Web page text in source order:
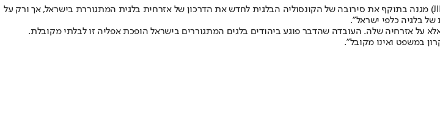
ראלף פייס, סגן נשיא המרכז היהודי למידע ותיעוד בבלגיה (JID) אמר כי, "המרכז היהודי למידע ותיעוד (JID) מגנה בתוקף את סירובה של הקונסוליה הבלגית לחדש את הדרכון של אזרחית בלגית המתגוררת בישראל, אך ורק על
בלגיה כלפי ישראל".
על אזרחיה שלה. העובדה שהדבר פוגע ביהודים בלגים המתגוררים בישראל הופכת אפליה זו לבלתי מקובלת.
במשפט ואינו מקובל".